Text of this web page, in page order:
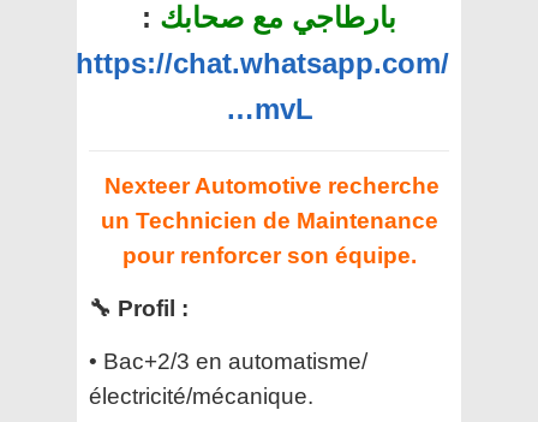
بارطاجي مع صحابك :
https://chat.whatsapp.com/
…mvL
Nexteer Automotive recherche
un Technicien de Maintenance
pour renforcer son équipe.
🔧 Profil :
• Bac+2/3 en automatisme/
électricité/mécanique.